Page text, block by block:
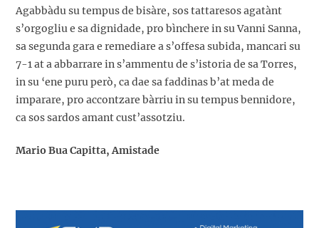
Agabbàdu su tempus de bisàre, sos tattaresos agatànt
s’orgogliu e sa dignidade, pro bìnchere in su Vanni Sanna,
sa segunda gara e remediare a s’offesa subida, mancari su
7-1 at a abbarrare in s’ammentu de s’istoria de sa Torres,
in su ‘ene puru però, ca dae sa faddinas b’at meda de
imparare, pro accontzare bàrriu in su tempus bennidore,
ca sos sardos amant cust’assotziu.
Mario Bua Capitta, Amistade